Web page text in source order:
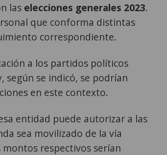
las elecciones generales 2023.
que conforma distintas
correspondiente.
a los partidos políticos
según se indicó, se podrían
en este contexto.
entidad puede autorizar a las
sea movilizado de la vía
respectivos serían